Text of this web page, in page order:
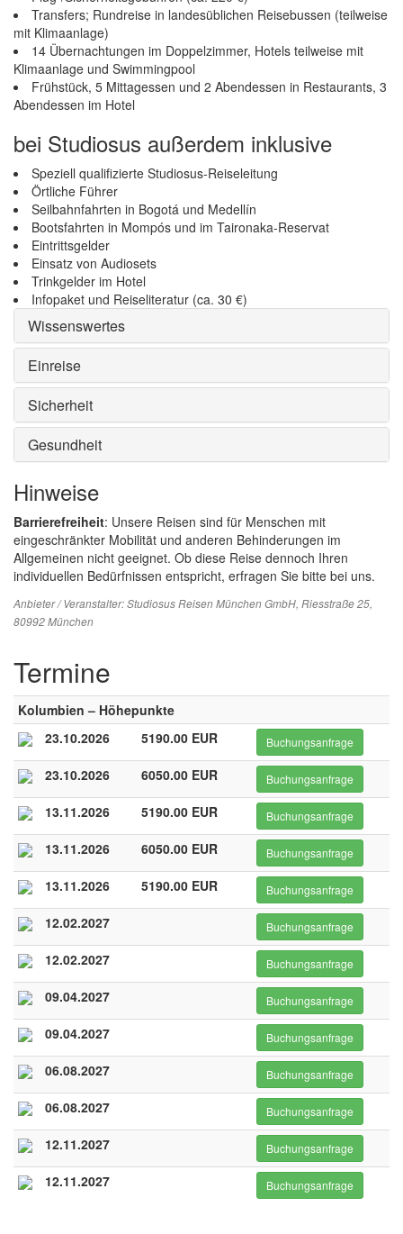
Transfers; Rundreise in landesüblichen Reisebussen (teilweise
mit Klimaanlage)
14 Übernachtungen im Doppelzimmer, Hotels teilweise mit
Klimaanlage und Swimmingpool
Frühstück, 5 Mittagessen und 2 Abendessen in Restaurants, 3
Abendessen im Hotel
bei Studiosus außerdem inklusive
Speziell qualifizierte Studiosus-Reiseleitung
Örtliche Führer
Seilbahnfahrten in Bogotá und Medellín
Bootsfahrten in Mompós und im Taironaka-Reservat
Eintrittsgelder
Einsatz von Audiosets
Trinkgelder im Hotel
Infopaket und Reiseliteratur (ca. 30 €)
Wissenswertes
Einreise
Sicherheit
Gesundheit
Hinweise
Barrierefreiheit: Unsere Reisen sind für Menschen mit
eingeschränkter Mobilität und anderen Behinderungen im
Allgemeinen nicht geeignet. Ob diese Reise dennoch Ihren
individuellen Bedürfnissen entspricht, erfragen Sie bitte bei uns.
Anbieter / Veranstalter:Studiosus Reisen München GmbH, Riesstraße 25,
80992 München
Termine
Kolumbien – Höhepunkte
23.10.2026
5190.00 EUR Buchungsanfrage
23.10.2026 6050.00 EUR Buchungsanfrage
13.11.2026 5190.00 EUR Buchungsanfrage
13.11.2026 6050.00 EUR Buchungsanfrage
13.11.2026 5190.00 EUR Buchungsanfrage
12.02.2027 Buchungsanfrage
12.02.2027 Buchungsanfrage
09.04.2027 Buchungsanfrage
09.04.2027 Buchungsanfrage
06.08.2027 Buchungsanfrage
06.08.2027 Buchungsanfrage
12.11.2027 Buchungsanfrage
12.11.2027 Buchungsanfrage